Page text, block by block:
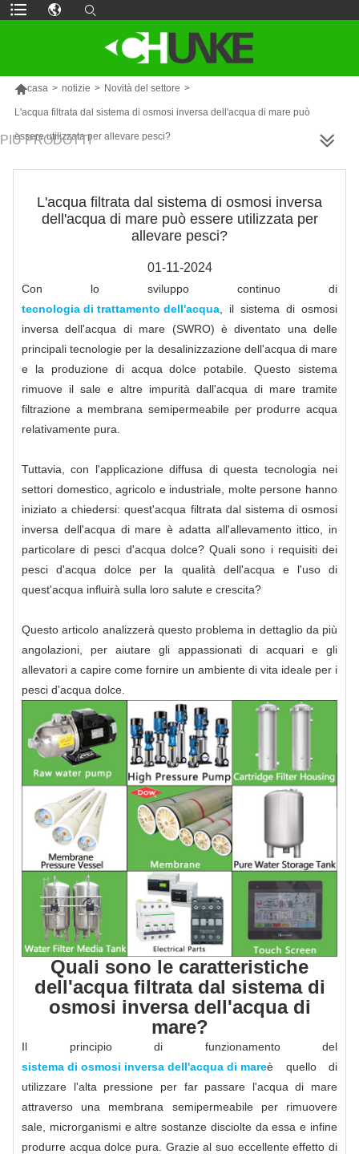
casa > notizie > Novità del settore >
L'acqua filtrata dal sistema di osmosi inversa dell'acqua di mare può
essere utilizzata per allevare pesci?
PIÙ PRODOTTI
L'acqua filtrata dal sistema di osmosi inversa
dell'acqua di mare può essere utilizzata per
allevare pesci?
01-11-2024
Con lo sviluppo continuo di
tecnologia di trattamento dell'acqua , il sistema di osmosi
inversa dell'acqua di mare (SWRO) è diventato una delle
principali tecnologie per la desalinizzazione dell'acqua di mare
e la produzione di acqua dolce potabile. Questo sistema
rimuove il sale e altre impurità dall'acqua di mare tramite
filtrazione a membrana semipermeabile per produrre acqua
relativamente pura.
Tuttavia, con l'applicazione diffusa di questa tecnologia nei
settori domestico, agricolo e industriale, molte persone hanno
iniziato a chiedersi: quest'acqua filtrata dal sistema di osmosi
inversa dell'acqua di mare è adatta all'allevamento ittico, in
particolare di pesci d'acqua dolce? Quali sono i requisiti dei
pesci d'acqua dolce per la qualità dell'acqua e l'uso di
quest'acqua influirà sulla loro salute e crescita?
Questo articolo analizzerà questo problema in dettaglio da più
angolazioni, per aiutare gli appassionati di acquari e gli
allevatori a capire come fornire un ambiente di vita ideale per i
pesci d'acqua dolce.
Quali sono le caratteristiche
dell'acqua filtrata dal sistema di
osmosi inversa dell'acqua di
mare?
Il principio di funzionamento del
sistema di osmosi inversa dell'acqua di mareè quello di
utilizzare l'alta pressione per far passare l'acqua di mare
attraverso una membrana semipermeabile per rimuovere
sale, microrganismi e altre sostanze disciolte da essa e infine
produrre acqua dolce pura. Grazie al suo eccellente effetto di